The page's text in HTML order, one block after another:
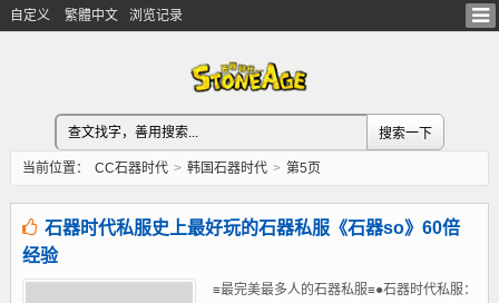
自定义 繁體中文 浏览记录
当前位置： CC石器时代 > 韩国石器时代 > 第5页
石器时代私服史上最好玩的石器私服《石器so》60倍
经验
≡最完美最多人的石器私服≡●石器时代私服：